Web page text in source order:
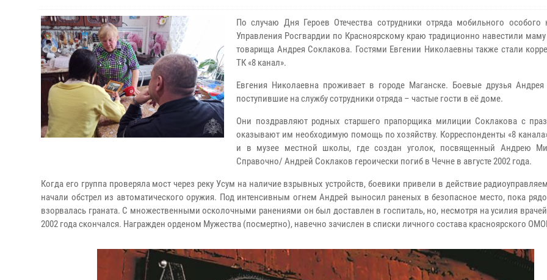
По случаю Дня Героев Отечества сотрудники отряда мобильного особого
Управления Росгвардии по Красноярскому краю традиционно навестили
товарища Андрея Соклакова. Гостями Евгении Николаевны также стали
ТК «8 канал».
Евгения Николаевна проживает в городе Маганске. Боевые друзья
поступившие на службу сотрудники отряда – частые гости в её доме.
Они поздравляют родных старшего прапорщика милиции Соклакова с
оказывают им необходимую помощь по хозяйству. Корреспонденты «8
и в музее местной школы, где создан уголок, посвященный Андрею
Справочно/ Андрей Соклаков героически погиб в Чечне в августе 2002 года.
Когда его группа проверяла мост через реку Усум на наличие взрывных устройств, боевики привели в действие
начали обстрел из автоматического оружия. Под интенсивным огнем Андрей выносил раненых в безопасное место, пока
взорвалась граната. С множественными осколочными ранениями он был доставлен в госпиталь, но, несмотря на усилия
2002 года скончался. Награжден орденом Мужества (посмертно), навечно зачислен в списки личного состава красноярского